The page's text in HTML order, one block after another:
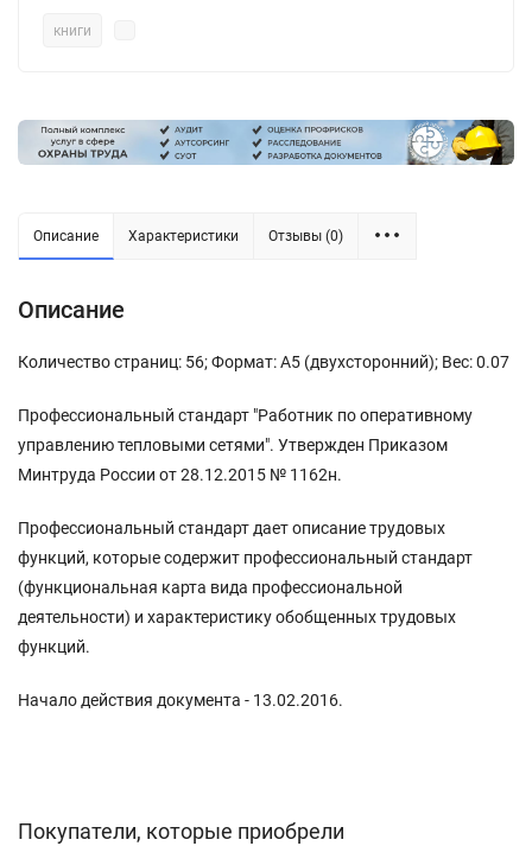
книги
Описание Характеристики Отзывы (0)
Описание
Количество страниц: 56; Формат: А5 (двухсторонний); Вес: 0.07
Профессиональный стандарт "Работник по оперативному
управлению тепловыми сетями". Утвержден Приказом
Минтруда России от 28.12.2015 № 1162н.
Профессиональный стандарт дает описание трудовых
функций, которые содержит профессиональный стандарт
(функциональная карта вида профессиональной
деятельности) и характеристику обобщенных трудовых
функций.
Начало действия документа - 13.02.2016.
Покупатели, которые приобрели